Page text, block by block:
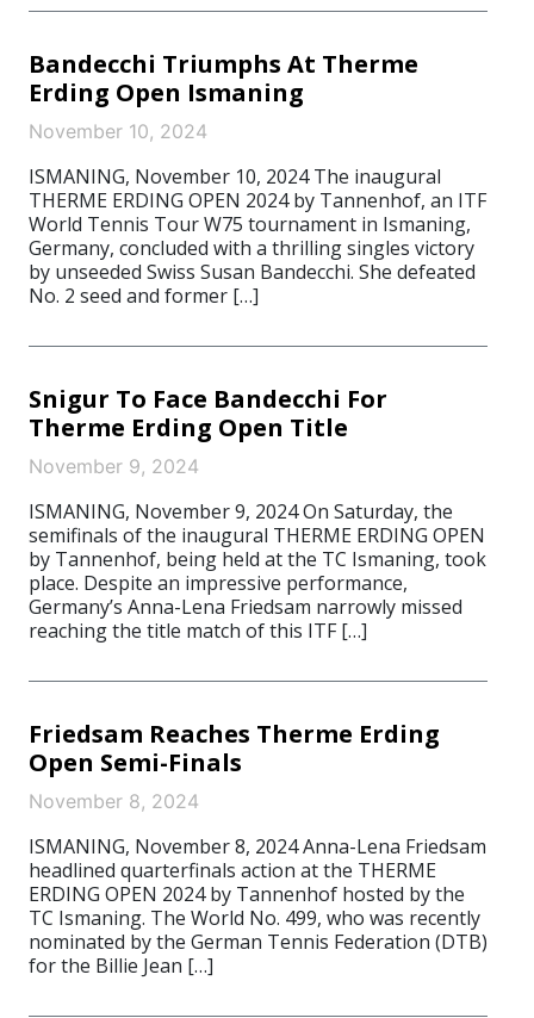
Bandecchi Triumphs At Therme
Erding Open Ismaning
November 10, 2024
ISMANING, November 10, 2024 The inaugural
THERME ERDING OPEN 2024 by Tannenhof, an ITF
World Tennis Tour W75 tournament in Ismaning,
Germany, concluded with a thrilling singles victory
by unseeded Swiss Susan Bandecchi. She defeated
No. 2 seed and former […]
Snigur To Face Bandecchi For
Therme Erding Open Title
November 9, 2024
ISMANING, November 9, 2024 On Saturday, the
semifinals of the inaugural THERME ERDING OPEN
by Tannenhof, being held at the TC Ismaning, took
place. Despite an impressive performance,
Germany’s Anna-Lena Friedsam narrowly missed
reaching the title match of this ITF […]
Friedsam Reaches Therme Erding
Open Semi-Finals
November 8, 2024
ISMANING, November 8, 2024 Anna-Lena Friedsam
headlined quarterfinals action at the THERME
ERDING OPEN 2024 by Tannenhof hosted by the
TC Ismaning. The World No. 499, who was recently
nominated by the German Tennis Federation (DTB)
for the Billie Jean […]